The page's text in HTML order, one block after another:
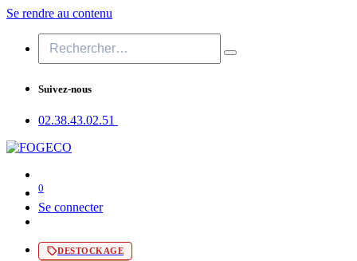
Se rendre au contenu
Suivez-nous
02.38.43​.02.51
0
Se connecter
DESTOCKAGE